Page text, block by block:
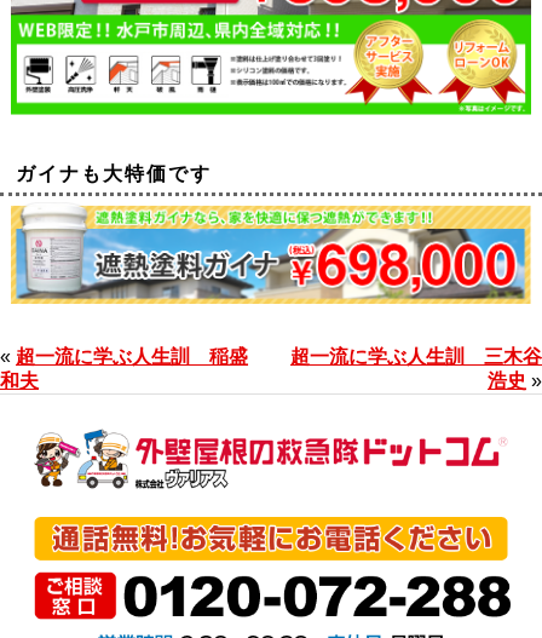
ガイナも大特価です
« 超一流に学ぶ人生訓 稲盛
和夫
超一流に学ぶ人生訓 三木谷
浩史 »